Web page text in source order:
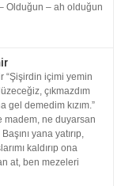
Olduğun – ah olduğun
“Şişirdin içimi yemin
çıkmazdım
gel demedim kızım.”
madem, ne duyarsan
yana yatırıp,
kaldırıp ona
at, ben mezeleri